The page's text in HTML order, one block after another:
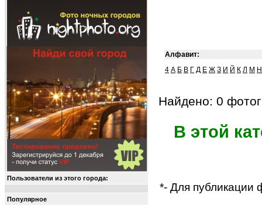
Пользователи из этого города:
Популярное
Алфавит:
4 А Б В Г Д Е Ж З И Й К Л М Н
Найдено: 0
В этой
*- Для публикации